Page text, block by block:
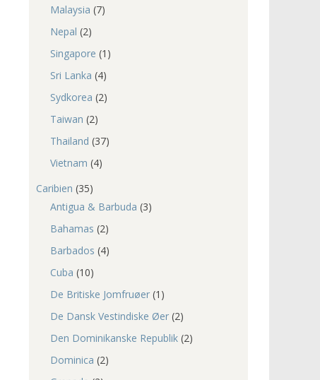
Malaysia (7)
Nepal (2)
Singapore (1)
Sri Lanka (4)
Sydkorea (2)
Taiwan (2)
Thailand (37)
Vietnam (4)
Caribien (35)
Antigua & Barbuda (3)
Bahamas (2)
Barbados (4)
Cuba (10)
De Britiske Jomfruøer (1)
De Dansk Vestindiske Øer (2)
Den Dominikanske Republik (2)
Dominica (2)